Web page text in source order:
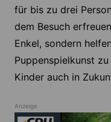
für bis zu drei
dem Besuch
Enkel, sondern
Puppenspielkunst
Kinder auch in
Anzeige